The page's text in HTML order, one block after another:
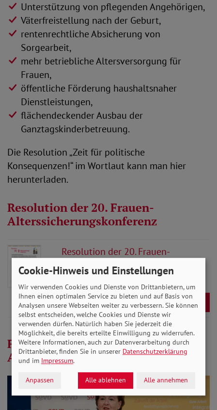
Unterstützung von pflegenden Angehörigen,
Väterfreistellung nach der Geburt,
rentenrechtliche Absicherung von
Sorgearbeit,
mehr betriebliche Altersversorgung für
Frauen,
öffentliche Förderung haushaltsnaher
Dienstleistungen,
flächendeckender Ausbau der
Ganztagskinderbetreuung.
Die Resolution „Zeit für politische
Konsequenzen!“ im Wortlaut kann man hier
herunterladen.
Resolution der 20. Frauen-
Alterssicherungskonferenz
Resolution der 20. Frauen-
Alterssicherungskonferenz von
ver.di und SoVD- 139 KB
Download
Fotos von der Frauen-
Alterssicherungskonferenz
Cookie-Hinweis und Einstellungen
Wir verwenden Cookies und Dienste von Drittanbietern, um
Ihnen einen optimalen Service zu bieten und auf Basis von
Analysen unsere Webseiten weiter zu verbessern. Sie können
selbst entscheiden, welche Cookies und Dienste wir
verwenden dürfen. Natürlich haben Sie jederzeit die
Möglichkeit, die bereits erteilte Einwilligung zu widerrufen.
Weitere Informationen, auch zur Datenverarbeitung durch
Drittanbieter, finden Sie in unserer Datenschutzerklärung
und im Impressum.
Anpassen Alle ablehnen Alle annehmen